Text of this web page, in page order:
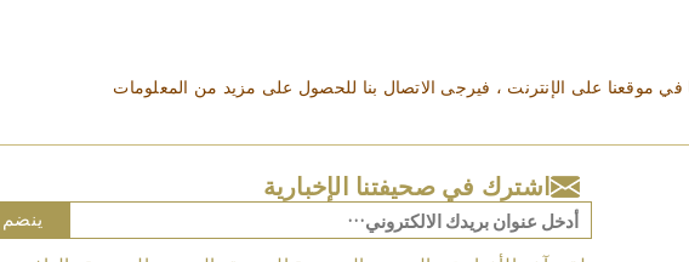
في موقعنا على الإنترنت ، فيرجى الاتصال بنا للحصول على مزيد من المعلومات
اشترك في صحيفتنا الإخبارية
ينضم